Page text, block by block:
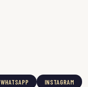
WHATSAPP INSTAGRAM